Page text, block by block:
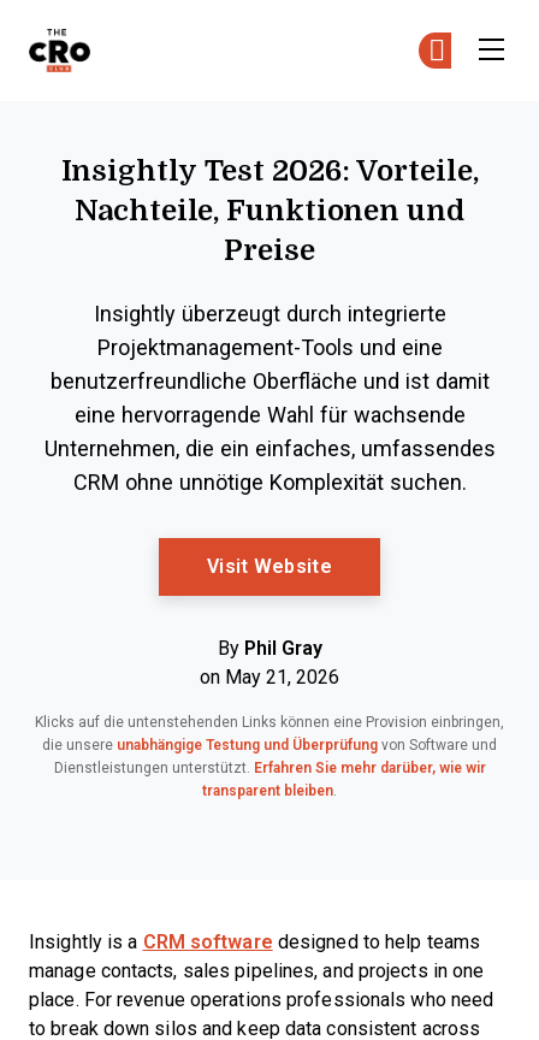
Insightly Test 2026: Vorteile,
Nachteile, Funktionen und
Preise
Insightly überzeugt durch integrierte
Projektmanagement-Tools und eine
benutzerfreundliche Oberfläche und ist damit
eine hervorragende Wahl für wachsende
Unternehmen, die ein einfaches, umfassendes
CRM ohne unnötige Komplexität suchen.
Visit Website
By Phil Gray
on May 21, 2026
Klicks auf die untenstehenden Links können eine Provision einbringen,
die unsere unabhängige Testung und Überprüfung von Software und
Dienstleistungen unterstützt. Erfahren Sie mehr darüber, wie wir
transparent bleiben.
Insightly is a CRM software designed to help teams
manage contacts, sales pipelines, and projects in one
place. For revenue operations professionals who need
to break down silos and keep data consistent across